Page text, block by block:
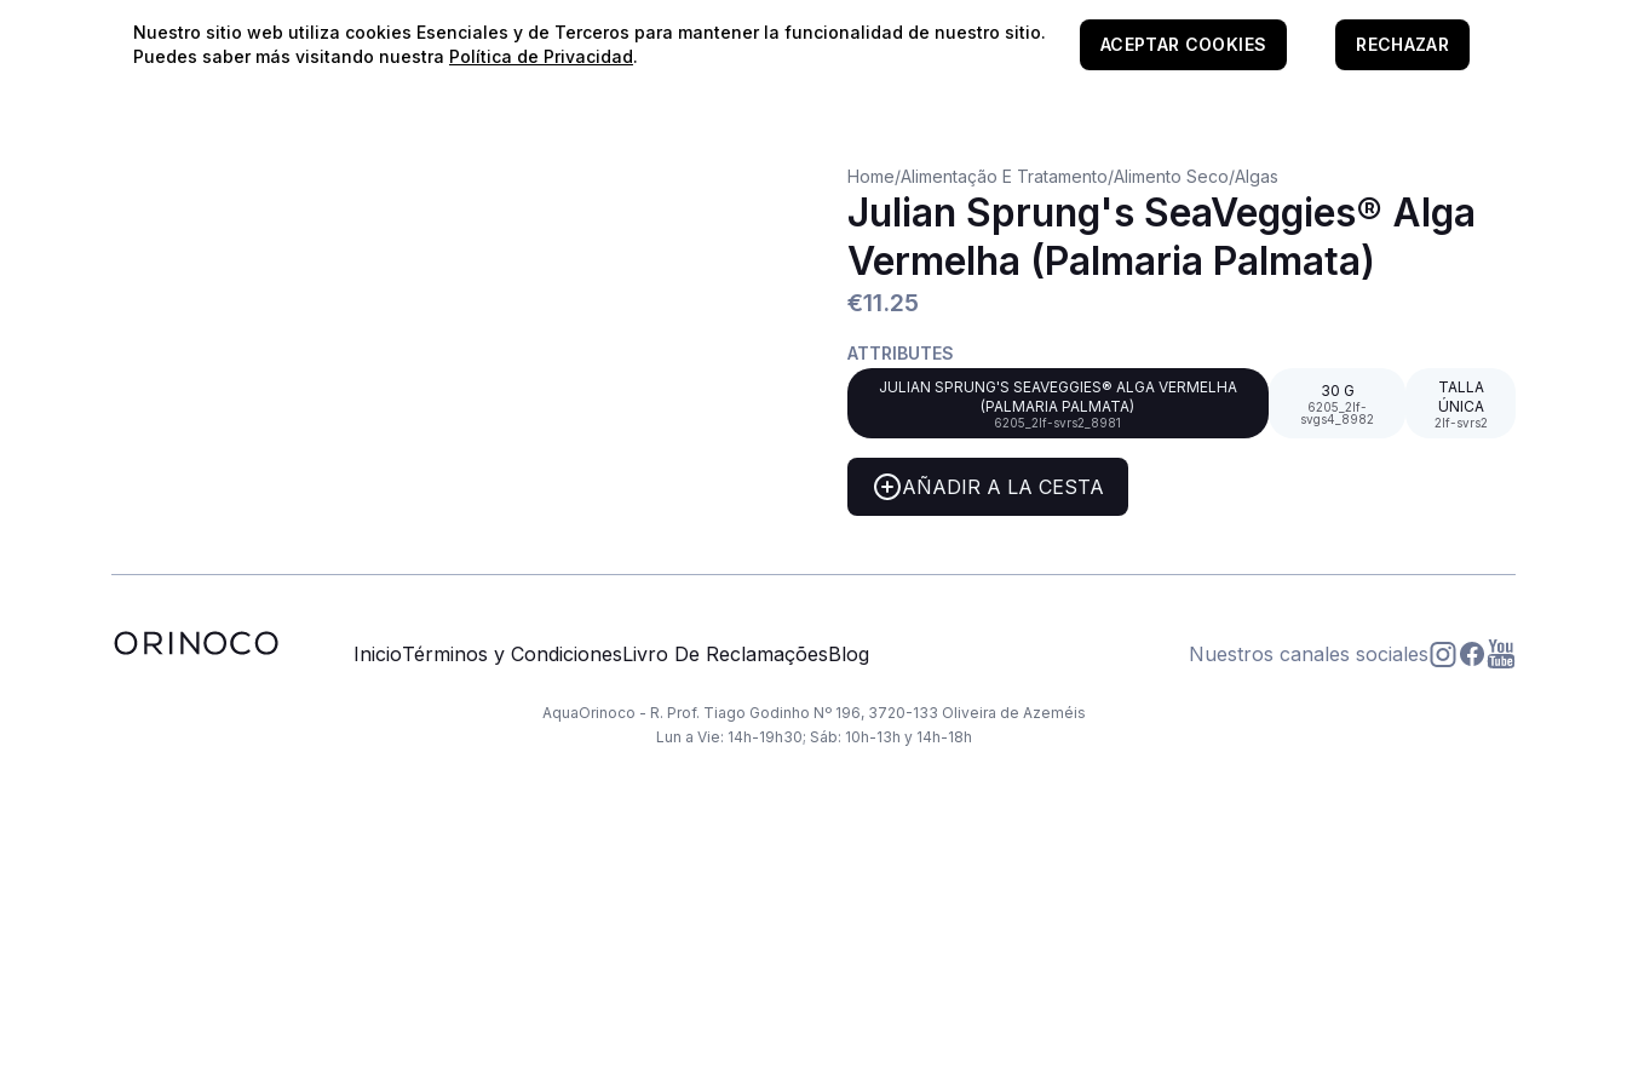
⭐️¡Envíos gratis para pedidos superiores a 60€!*⭐️
Home/Alimentação E Tratamento/Alimento Seco/Algas
Julian Sprung's SeaVeggies® Alga
Vermelha (Palmaria Palmata)
€11.25
ATTRIBUTES
JULIAN SPRUNG'S SEAVEGGIES® ALGA VERMELHA
(PALMARIA PALMATA)
6205_2lf-svrs2_8981
30 G
6205_2lf-
svgs4_8982
TALLA
ÚNICA
2lf-svrs2
AÑADIR A LA CESTA
InicioTérminos y CondicionesLivro De ReclamaçõesBlog Nuestros canales sociales
AquaOrinoco - R. Prof. Tiago Godinho Nº 196, 3720-133 Oliveira de Azeméis
Lun a Vie: 14h-19h30; Sáb: 10h-13h y 14h-18h
Nuestro sitio web utiliza cookies Esenciales y de Terceros para mantener la funcionalidad de nuestro sitio.
Puedes saber más visitando nuestra Política de Privacidad.
ACEPTAR COOKIES RECHAZAR